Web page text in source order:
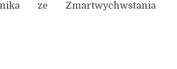
ze Zmartwychwstania